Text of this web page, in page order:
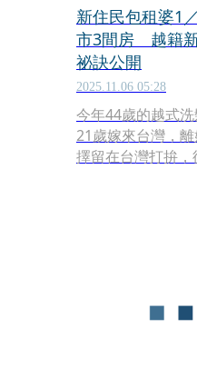
新住民包租婆1
市3間房 越籍
祕訣公開
2025.11.06 05:28
今年44歲的越式
21歲嫁來台灣，
擇留在台灣打拚，